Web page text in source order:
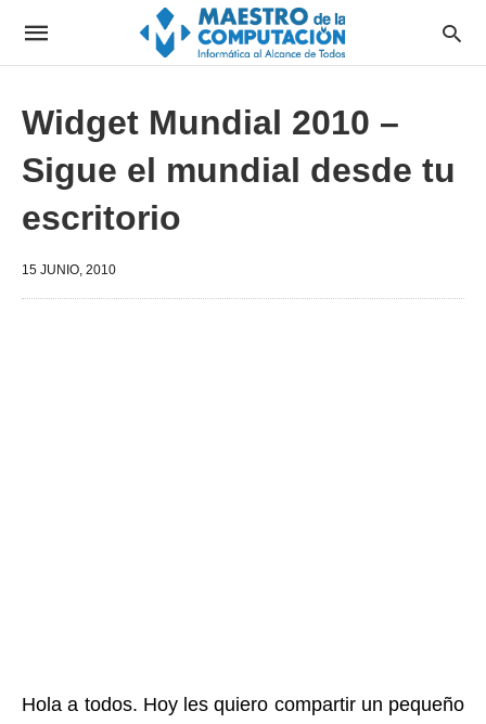
Widget Mundial 2010 –
Sigue el mundial desde tu
escritorio
15 JUNIO, 2010
Hola a todos. Hoy les quiero compartir un pequeño